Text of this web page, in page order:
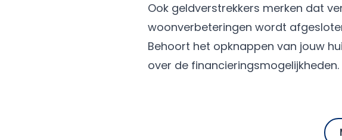
Ook geldverstrekkers merken dat
woonverbeteringen wordt
Behoort het opknappen van jouw
over de financieringsmogelijkheden.